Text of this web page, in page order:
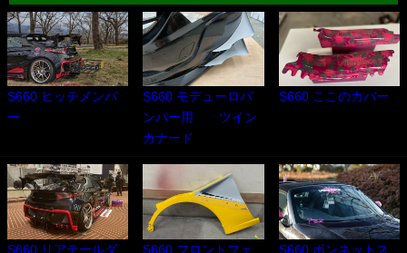
S660 ヒッチメンバ
ー
S660 モデューロバ
ンパー用 ツイン
カナード
S660 ここのカバー
S660 リアテールダ S660 フロントフェ S660 ボンネットス